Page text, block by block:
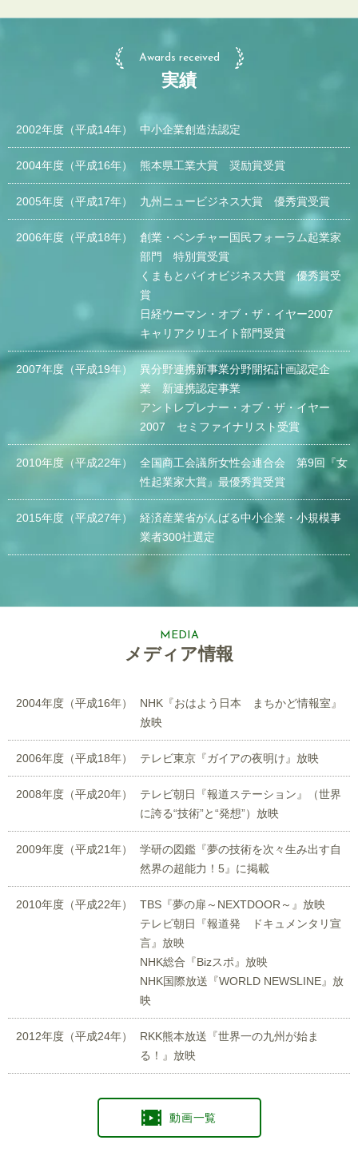
Awards received
実績
2002年度 （平成14年） 中小企業創造法認定
2004年度 （平成16年） 熊本県工業大賞 奨励賞受賞
2005年度 （平成17年） 九州ニュービジネス大賞 優秀賞受賞
2006年度 （平成18年）
創業・ベンチャー国民フォーラム起業家
部門 特別賞受賞
くまもとバイオビジネス大賞 優秀賞受
賞
日経ウーマン・オブ・ザ・イヤー2007
キャリアクリエイト部門受賞
2007年度 （平成19年）
異分野連携新事業分野開拓計画認定企
業 新連携認定事業
アントレプレナー・オブ・ザ・イヤー
2007 セミファイナリスト受賞
2010年度 （平成22年）
全国商工会議所女性会連合会 第9回『女
性起業家大賞』最優秀賞受賞
2015年度 （平成27年）
経済産業省がんばる中小企業・小規模事
業者300社選定
MEDIA
メディア情報
2004年度 （平成16年）
NHK『おはよう日本 まちかど情報室』
放映
2006年度 （平成18年） テレビ東京『ガイアの夜明け』放映
2008年度 （平成20年）
テレビ朝日『報道ステーション』（世界
に誇る“技術”と“発想”）放映
2009年度 （平成21年）
学研の図鑑『夢の技術を次々生み出す自
然界の超能力！5』に掲載
2010年度 （平成22年）
TBS『夢の扉～NEXTDOOR～』放映
テレビ朝日『報道発 ドキュメンタリ宣
言』放映
NHK総合『Bizスポ』放映
NHK国際放送『WORLD NEWSLINE』放
映
2012年度 （平成24年）
RKK熊本放送『世界一の九州が始ま
る！』放映
動画一覧